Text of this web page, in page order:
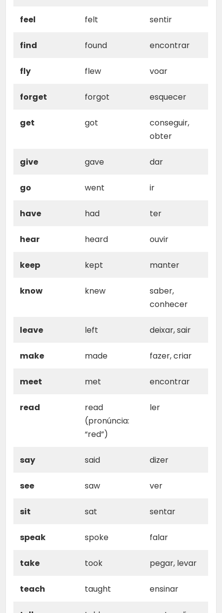
feel felt sentir
find found encontrar
fly flew voar
forget forgot esquecer
get got
conseguir,
obter
give gave dar
go went ir
have had ter
hear heard ouvir
keep kept manter
know knew
saber,
conhecer
leave left deixar, sair
make made fazer, criar
meet met encontrar
read
read
(pronúncia:
“red”)
ler
say said dizer
see saw ver
sit sat sentar
speak spoke falar
take took pegar, levar
teach taught ensinar